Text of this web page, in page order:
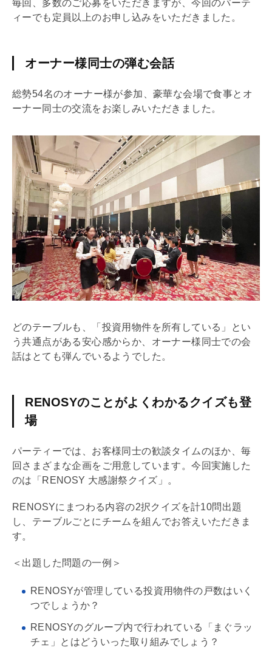
毎回、多数のご応募をいただきますが、今回のパーテ
ィーでも定員以上のお申し込みをいただきました。
オーナー様同士の弾む会話
総勢54名のオーナー様が参加、豪華な会場で食事とオ
ーナー同士の交流をお楽しみいただきました。
どのテーブルも、「投資用物件を所有している」とい
う共通点がある安心感からか、オーナー様同士での会
話はとても弾んでいるようでした。
RENOSYのことがよくわかるクイズも登
場
パーティーでは、お客様同士の歓談タイムのほか、毎
回さまざまな企画をご用意しています。今回実施した
のは「RENOSY 大感謝祭クイズ」。
RENOSYにまつわる内容の2択クイズを計10問出題
し、テーブルごとにチームを組んでお答えいただきま
す。
＜出題した問題の一例＞
RENOSYが管理している投資用物件の戸数はいく
つでしょうか？
RENOSYのグループ内で行われている「まぐラッ
チェ」とはどういった取り組みでしょう？